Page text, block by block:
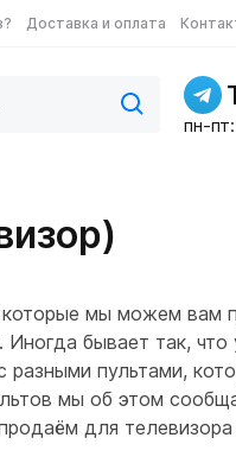
Доставка и оплата
пн-
мы можем вам
бывает так, что
пультами,
мы об этом
для